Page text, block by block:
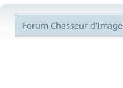
Forum Chasseur